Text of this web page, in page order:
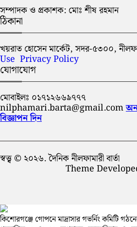
সম্পাদক ও প্রকাশক: মোঃ শীষ রহমান
ঠিকানা
খয়রাত হোসেন মার্কেট, সদর-৫৩০০,
Use Privacy Policy
যোগাযোগ
মোবাইলঃ
nilphamari.barta@gmail.com
বিজ্ঞাপন দিন
স্বত্ত্ব © ২০২৬. দৈনিক নীলফামারী বার্তা
Theme
কিশোরগঞ্জে গোপনে মাদ্রাসার গভর্নিং কমিটি